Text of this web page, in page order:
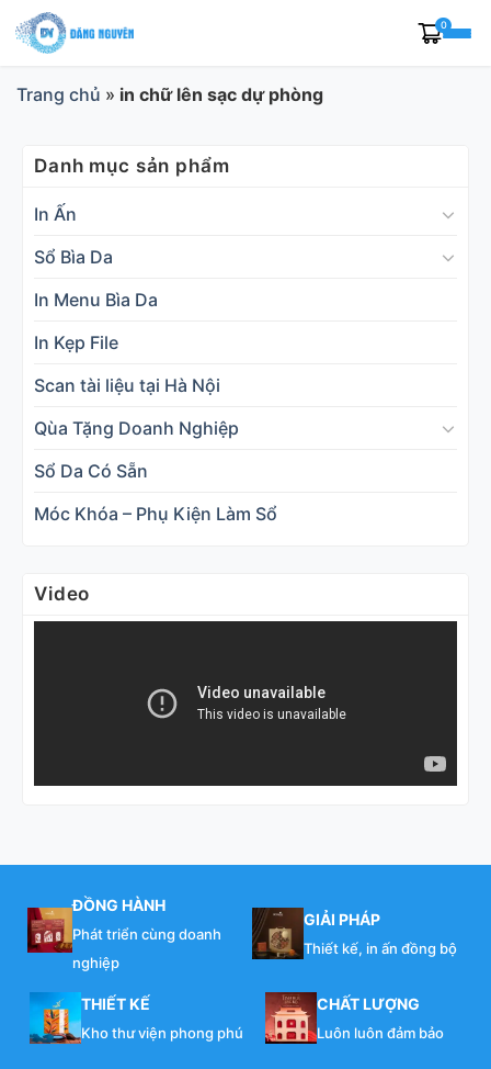
Skip
to
0
Trang chủ » in chữ lên sạc dự phòng
Danh mục sản phẩm
In Ấn
Sổ Bìa Da
In Menu Bìa Da
In Kẹp File
Scan tài liệu tại Hà Nội
Qùa Tặng Doanh Nghiệp
Sổ Da Có Sẵn
Móc Khóa – Phụ Kiện Làm Sổ
Video
ĐỒNG HÀNH
Phát triển cùng doanh
nghiệp
GIẢI PHÁP
Thiết kế, in ấn đồng bộ
THIẾT KẾ
Kho thư viện phong phú
CHẤT LƯỢNG
Luôn luôn đảm bảo